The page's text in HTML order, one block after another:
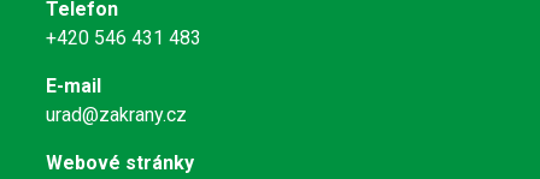
Telefon
+420 546 431 483
E-mail
urad@zakrany.cz
Webové stránky